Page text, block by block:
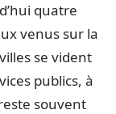
quatre
venus sur la
se vident
publics, à
souvent